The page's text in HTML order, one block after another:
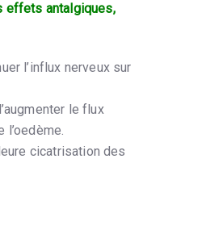
effets antalgiques,
l’influx nerveux sur
le flux
l’oedème.
cicatrisation des